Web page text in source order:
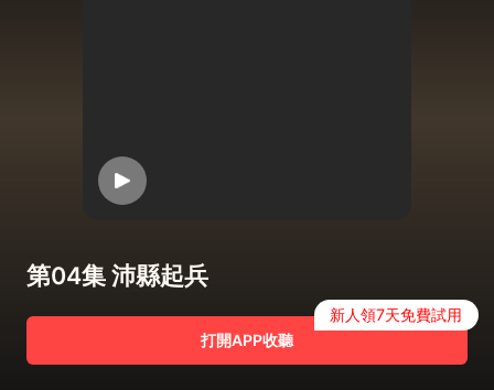
第04集 沛縣起兵
打開APP收聽
新人領7天免費試用